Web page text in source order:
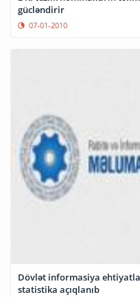
gücləndirir
07-01-2010
Dövlət informasiya
statistika açıqlanıb